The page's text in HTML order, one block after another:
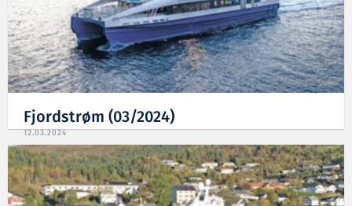
Fjordstrøm (03/2024)
12.03.2024